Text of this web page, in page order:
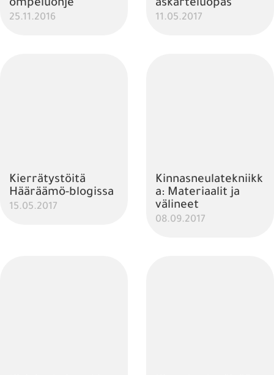
ompeluohje
25.11.2016
askarteluopas
11.05.2017
Kierrätystöitä
Hääräämö-blogissa
15.05.2017
Kinnasneulatekniikk
a: Materiaalit ja
välineet
08.09.2017